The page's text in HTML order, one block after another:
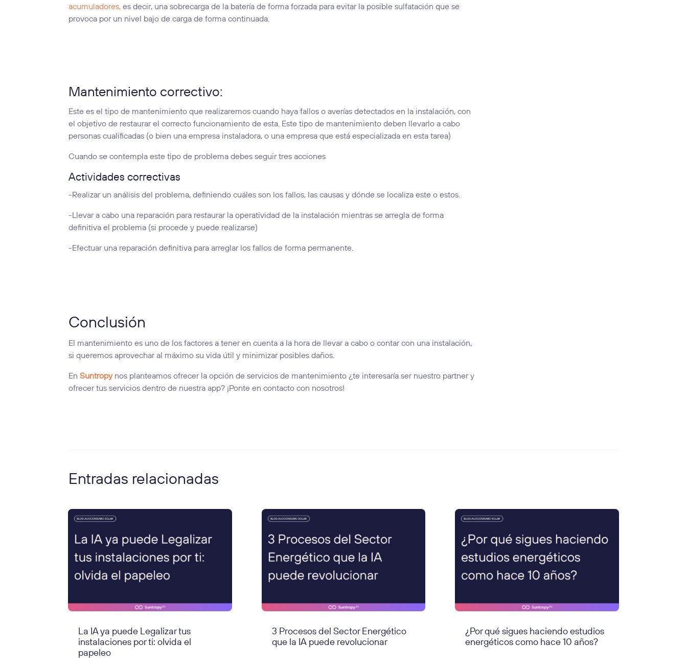
acumuladores, es decir, una sobrecarga de la batería de forma forzada para evitar la posible sulfatación que se
provoca por un nivel bajo de carga de forma continuada.
Mantenimiento correctivo:
Este es el tipo de mantenimiento que realizaremos cuando haya fallos o averías detectados en la instalación, con
el objetivo de restaurar el correcto funcionamiento de esta. Este tipo de mantenimiento deben llevarlo a cabo
personas cualificadas (o bien una empresa instaladora, o una empresa que está especializada en esta tarea)
Cuando se contempla este tipo de problema debes seguir tres acciones
Actividades correctivas
-Realizar un análisis del problema, definiendo cuáles son los fallos, las causas y dónde se localiza este o estos.
-Llevar a cabo una reparación para restaurar la operatividad de la instalación mientras se arregla de forma
definitiva el problema (si procede y puede realizarse)
-Efectuar una reparación definitiva para arreglar los fallos de forma permanente.
Conclusión
El mantenimiento es uno de los factores a tener en cuenta a la hora de llevar a cabo o contar con una instalación,
si queremos aprovechar al máximo su vida útil y minimizar posibles daños.
En Suntropy nos planteamos ofrecer la opción de servicios de mantenimiento ¿te interesaría ser nuestro partner y
ofrecer tus servicios dentro de nuestra app? ¡Ponte en contacto con nosotros!
Entradas relacionadas
La IA ya puede Legalizar tus
instalaciones por ti: olvida el
papeleo
3 Procesos del Sector Energético
que la IA puede revolucionar
¿Por qué sigues haciendo estudios
energéticos como hace 10 años?